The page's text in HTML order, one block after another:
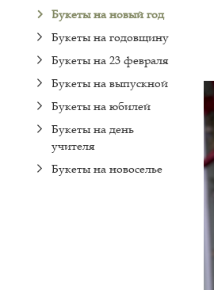
Букеты на новый год
Букеты на годовщину
Букеты на 23 февраля
Букеты на выпускной
Букеты на юбилей
Букеты на день
учителя
Букеты на новоселье